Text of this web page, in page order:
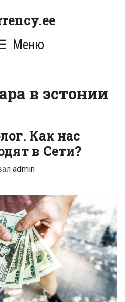
Меню
в эстонии
Как нас
в Сети?
admin